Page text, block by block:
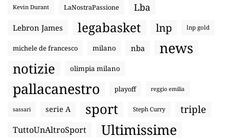
Kevin Durant LaNostraPassione Lba
Lebron James legabasket lnp lnp gold
michele de francesco milano nba news
notizie olimpia milano
pallacanestro playoff reggio emilia
sassari serie A sport Steph Curry triple
TuttoUnAltroSport Ultimissime